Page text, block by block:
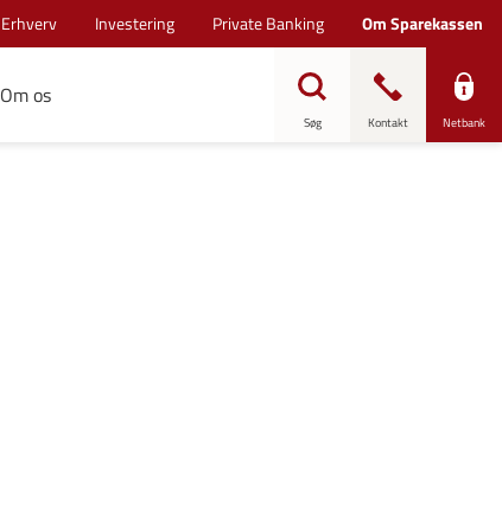
Erhverv Investering Private Banking Om Sparekassen
Om os
Søg Kontakt Netbank